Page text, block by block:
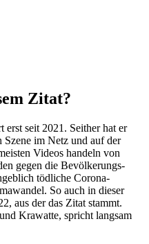
Zitat?
erst seit 2021. Seither hat er
im Netz und auf der
Videos handeln von
gegen die Bevöl­ke­rungs­
tödliche Corona-
So auch in dieser
aus der das Zitat stammt.
Krawatte, spricht langsam